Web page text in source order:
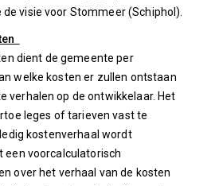
visie voor Stommeer (Schiphol).
dient de gemeente per
welke kosten er zullen ontstaan
verhalen op de ontwikkelaar. Het
leges of tarieven vast te
kostenverhaal wordt
een voorcalculatorisch
over het verhaal van de kosten